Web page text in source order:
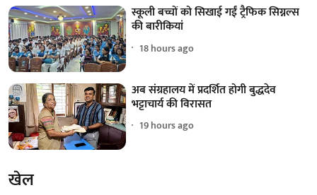
स्कूली बच्चों को सिखाई गईं ट्रैफिक सिग्नल्स
की बारीकियां
18 hours ago
अब संग्रहालय में प्रदर्शित होगी बुद्धदेव
भट्टाचार्य की विरासत
19 hours ago
खेल